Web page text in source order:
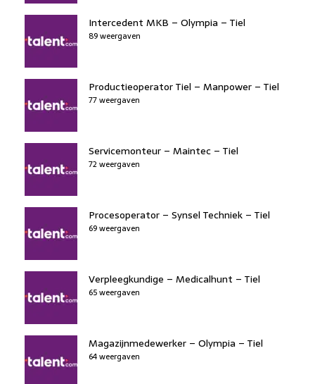
Intercedent MKB – Olympia – Tiel
89 weergaven
Productieoperator Tiel – Manpower – Tiel
77 weergaven
Servicemonteur – Maintec – Tiel
72 weergaven
Procesoperator – Synsel Techniek – Tiel
69 weergaven
Verpleegkundige – Medicalhunt – Tiel
65 weergaven
Magazijnmedewerker – Olympia – Tiel
64 weergaven